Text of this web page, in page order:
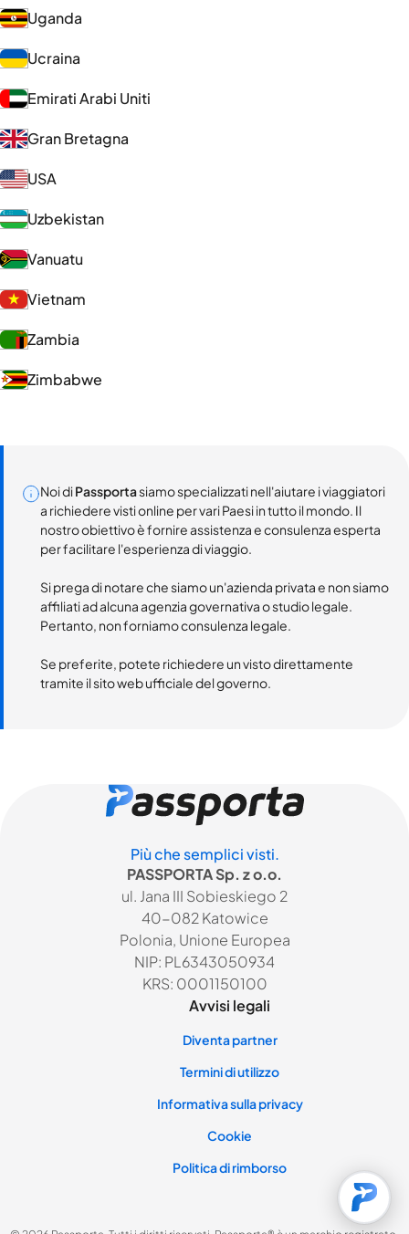
Uganda
Ucraina
Emirati Arabi Uniti
Gran Bretagna
USA
Uzbekistan
Vanuatu
Vietnam
Zambia
Zimbabwe
Noi diPassportasiamo specializzati nell'aiutare i viaggiatori
a richiedere visti online per vari Paesi in tutto il mondo. Il
nostro obiettivo è fornire assistenza e consulenza esperta
per facilitare l'esperienza di viaggio.
Si prega di notare che siamo un'azienda privata e non siamo
affiliati ad alcuna agenzia governativa o studio legale.
Pertanto, non forniamo consulenza legale.
Se preferite, potete richiedere un visto direttamente
tramite il sito web ufficiale del governo.
Più che semplici visti.
PASSPORTA Sp. z o.o.
ul. Jana III Sobieskiego 2
40-082 Katowice
Polonia, Unione Europea
NIP: PL6343050934
KRS: 0001150100
Avvisi legali
Diventa partner
Termini di utilizzo
Informativa sulla privacy
Cookie
Politica di rimborso